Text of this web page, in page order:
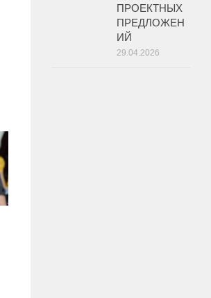
ПРОЕКТНЫХ
ПРЕДЛОЖЕН
ИЙ
29.04.2026